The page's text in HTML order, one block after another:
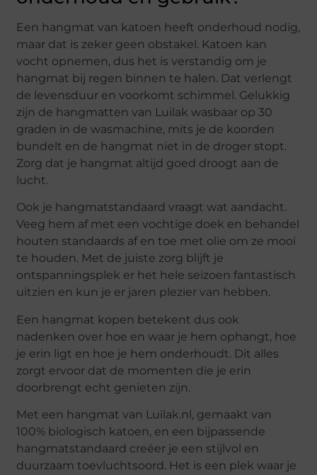
Een hangmat van katoen heeft onderhoud nodig,
maar dat is zeker geen obstakel. Katoen kan
vocht opnemen, dus het is verstandig om je
hangmat bij regen binnen te halen. Dat verlengt
de levensduur en voorkomt schimmel. Gelukkig
zijn de hangmatten van Luilak wasbaar op 30
graden in de wasmachine, mits je de koorden
bundelt en de hangmat niet in de droger stopt.
Zorg dat je hangmat altijd goed droogt aan de
lucht.
Ook je hangmatstandaard vraagt wat aandacht.
Veeg hem af met een vochtige doek en behandel
houten standaards af en toe met olie om ze mooi
te houden. Met de juiste zorg blijft je
ontspanningsplek er het hele seizoen fantastisch
uitzien en kun je er jaren plezier van hebben.
Een hangmat kopen betekent dus ook
nadenken over hoe en waar je hem ophangt, hoe
je erin ligt en hoe je hem onderhoudt. Dit alles
zorgt ervoor dat de momenten die je erin
doorbrengt echt genieten zijn.
Met een hangmat van Luilak.nl, gemaakt van
100% biologisch katoen, en een bijpassende
hangmatstandaard creëer je een stijlvol en
duurzaam toevluchtsoord. Het is een plek waar je